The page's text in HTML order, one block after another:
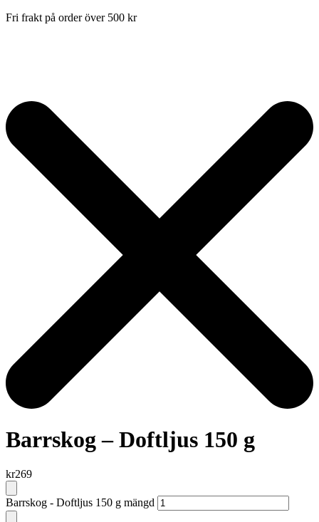
Fri frakt på order över 500 kr
Barrskog – Doftljus 150 g
kr269
Barrskog - Doftljus 150 g mängd